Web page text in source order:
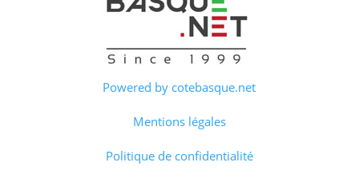
Powered by cotebasque.net
Mentions légales
Politique de confidentialité